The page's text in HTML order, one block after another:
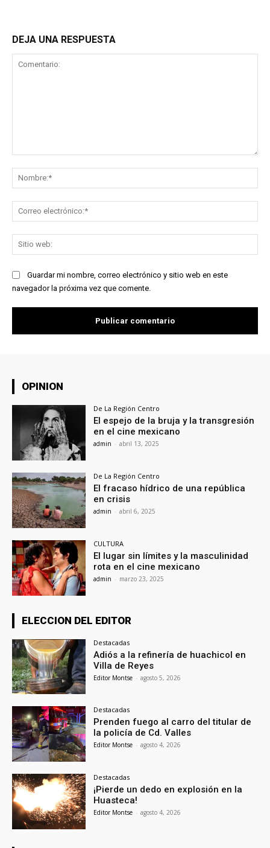
DEJA UNA RESPUESTA
Guardar mi nombre, correo electrónico y sitio web en este
navegador la próxima vez que comente.
OPINION
De La Región Centro
El espejo de la bruja y la transgresión
en el cine mexicano
admin - abril 13, 2025
De La Región Centro
El fracaso hídrico de una república
en crisis
admin - abril 6, 2025
CULTURA
El lugar sin límites y la masculinidad
rota en el cine mexicano
admin - marzo 23, 2025
ELECCION DEL EDITOR
Destacadas
Adiós a la refinería de huachicol en
Villa de Reyes
Editor Montse - agosto 5, 2026
Destacadas
Prenden fuego al carro del titular de
la policía de Cd. Valles
Editor Montse - agosto 4, 2026
Destacadas
¡Pierde un dedo en explosión en la
Huasteca!
Editor Montse - agosto 4, 2026